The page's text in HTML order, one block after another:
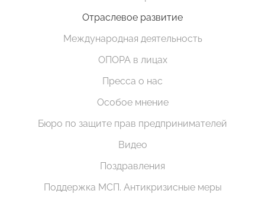
Отраслевое развитие
Международная деятельность
ОПОРА в лицах
Пресса о нас
Особое мнение
Бюро по защите прав предпринимателей
Видео
Поздравления
Поддержка МСП. Антикризисные меры